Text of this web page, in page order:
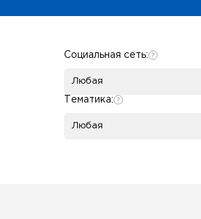
Тематика:
Любая
Социальная сеть:
Любая